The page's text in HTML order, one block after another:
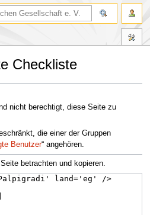
Checkliste
nicht berechtigt, diese Seite zu
die einer der Gruppen
Benutzer“ angehören.
betrachten und kopieren.